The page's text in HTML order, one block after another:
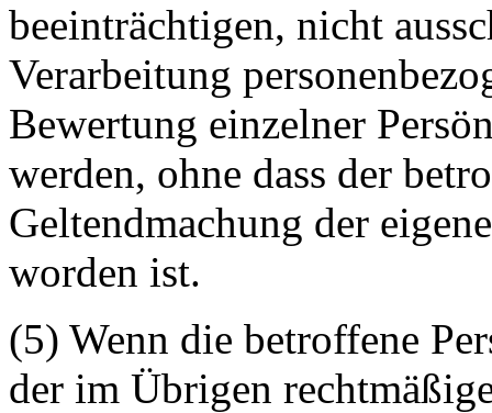
beeinträchtigen, nicht
Verarbeitung
Bewertung einzelner
werden, ohne dass der
Geltendmachung der
worden ist.
(5) Wenn die betroffene
der im Übrigen